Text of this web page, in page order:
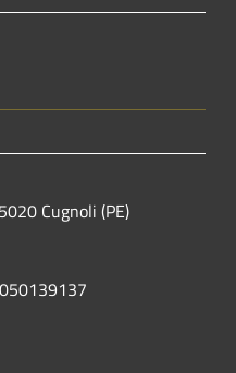
Cugnoli (PE)